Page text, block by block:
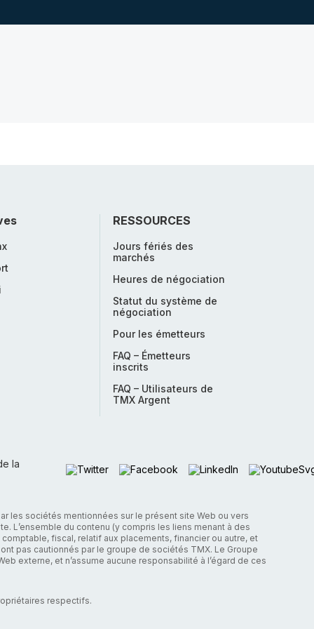
RESSOURCES
Jours fériés des
marchés
Heures de négociation
Statut du système de
négociation
Pour les émetteurs
FAQ – Émetteurs
inscrits
FAQ – Utilisateurs de
TMX Argent
la
les sociétés mentionnées sur le présent site Web ou vers
L’ensemble du contenu (y compris les liens menant à des
fiscal, relatif aux placements, financier ou autre, et
pas cautionnés par le groupe de sociétés TMX. Le Groupe
externe, et n’assume aucune responsabilité à l’égard de ces
respectifs.